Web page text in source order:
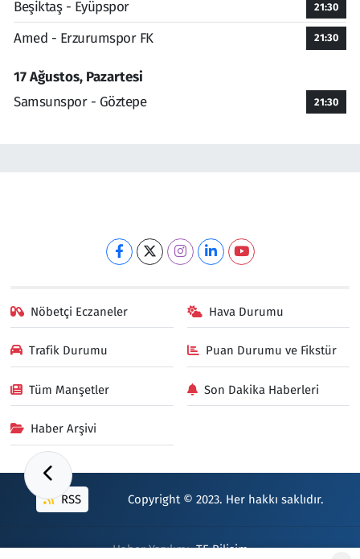
Beşiktaş - Eyüpspor 21:30
Amed - Erzurumspor FK 21:30
17 Ağustos, Pazartesi
Samsunspor - Göztepe
21:30
Nöbetçi Eczaneler Hava Durumu
Trafik Durumu Puan Durumu ve Fikstür
Tüm Manşetler Son Dakika Haberleri
Haber Arşivi
RSS Copyright © 2023. Her hakkı saklıdır.
Haber Yazılımı:TE Bilişim